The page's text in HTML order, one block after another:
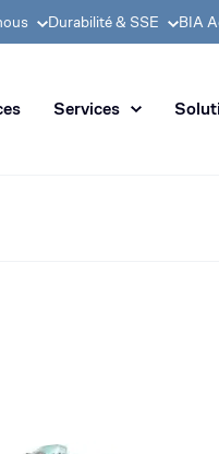
Durabilité & SSE BIA
en
Services